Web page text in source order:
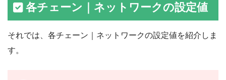
各チェーン｜ネットワークの設定値
それでは、各チェーン｜ネットワークの設定値を紹介しま
す。